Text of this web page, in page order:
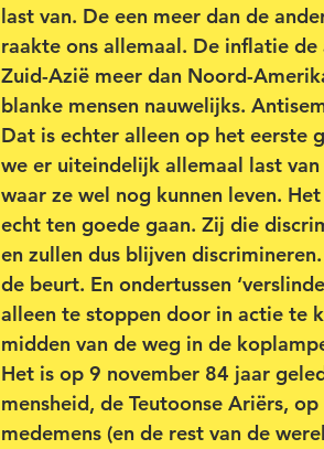
last van. De een meer dan de
raakte ons allemaal. De inflatie
Zuid-Azië meer dan Noord-
blanke mensen nauwelijks.
Dat is echter alleen op het eerste
we er uiteindelijk allemaal last
waar ze wel nog kunnen leven.
echt ten goede gaan. Zij die
en zullen dus blijven
de beurt. En ondertussen
alleen te stoppen door in actie te
midden van de weg in de
Het is op 9 november 84 jaar
mensheid, de Teutoonse Ariërs,
medemens (en de rest van de